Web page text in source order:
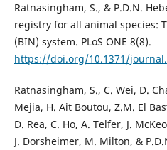
Ratnasingham, S., & P.D.N.
registry for all animal species:
(BIN) system. PLoS ONE 8(8).
https://doi.org/10.1371/
Ratnasingham, S., C. Wei, D.
Mejia, H. Ait Boutou, Z.M. El
D. Rea, C. Ho, A. Telfer, J.
J. Dorsheimer, M. Milton, &